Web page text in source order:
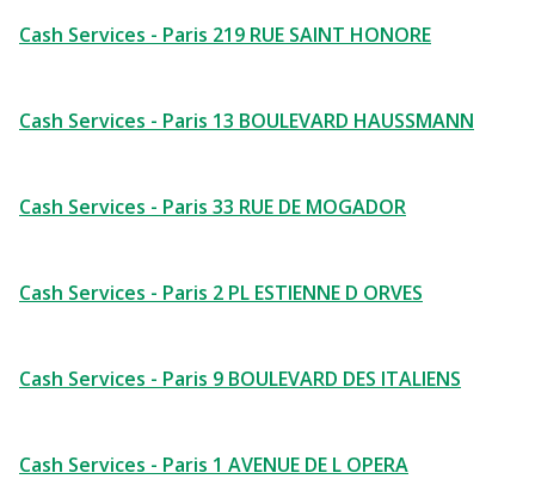
Cash Services - Paris 219 RUE SAINT HONORE
Cash Services - Paris 13 BOULEVARD HAUSSMANN
Cash Services - Paris 33 RUE DE MOGADOR
Cash Services - Paris 2 PL ESTIENNE D ORVES
Cash Services - Paris 9 BOULEVARD DES ITALIENS
Cash Services - Paris 1 AVENUE DE L OPERA